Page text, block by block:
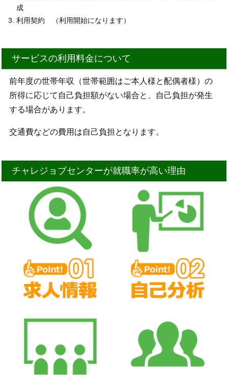
成
利用契約 （利用開始になります）
サービスの利用料金について
前年度の世帯年収（世帯範囲はご本人様と配偶者様）の
所得に応じて自己負担額がない場合と、自己負担が発生
する場合があります。
交通費などの費用は自己負担となります。
チャレジョブセンターが就職率が高い理由